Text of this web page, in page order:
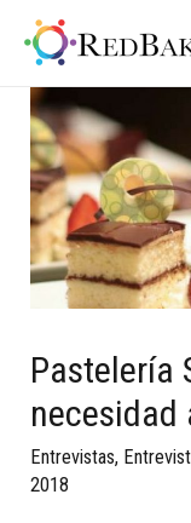
Pastelería
necesidad
Entrevistas,
2018